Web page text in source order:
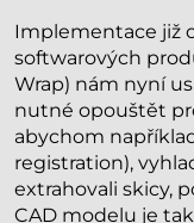
Implementace již
softwarových
Wrap) nám nyní
nutné opouštět
abychom
registration),
extrahovali skicy,
CAD modelu je